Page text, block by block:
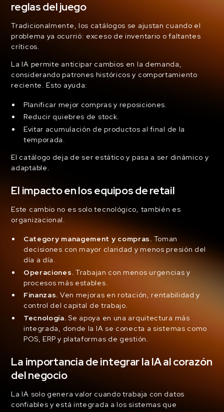
reglas del juego
Tradicionalmente, los catálogos se ajustan cuando el
problema ya ocurrió: exceso de inventario o faltantes
críticos.
La IA permite anticipar cambios en la demanda,
considerando patrones históricos y comportamiento
reciente. Esto ayuda:
Planificar mejor compras y reposiciones.
Reducir quiebres de stock.
Evitar acumulación de productos al final de la
temporada.
El catálogo deja de ser estático y pasa a ser dinámico y
adaptable.
El impacto en los equipos de retail
Este cambio no es solo tecnológico, también es
organizacional.
Category management y compras. Toman
decisiones con mayor claridad y menos presión del
día a día.
Operaciones. Trabajan con menos urgencias y
procesos más estables.
Finanzas. Ven mejoras en rotación, rentabilidad y
control del capital de trabajo.
Tecnología.Se apoya en una arquitectura más
integrada, donde la IA se conecta a sistemas como
POS, ERP y plataformas de gestión.
La importancia de integrar la IA al corazón
del negocio
La IA solo genera valor cuando trabaja con datos
confiables y está integrada a los sistemas que